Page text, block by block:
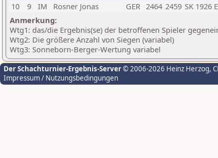
10
9 IM Rosner Jonas GER 2464 2459 SK 1926
Anmerkung:
Wtg1: das/die Ergebnis(se) der betroffenen Spieler
Wtg2: Die größere Anzahl von Siegen (variabel)
Wtg3: Sonneborn-Berger-Wertung variabel
Der Schachturnier-Ergebnis-Server© 2006-2026 Heinz Herzog,
Impressum / Nutzungsbedingungen